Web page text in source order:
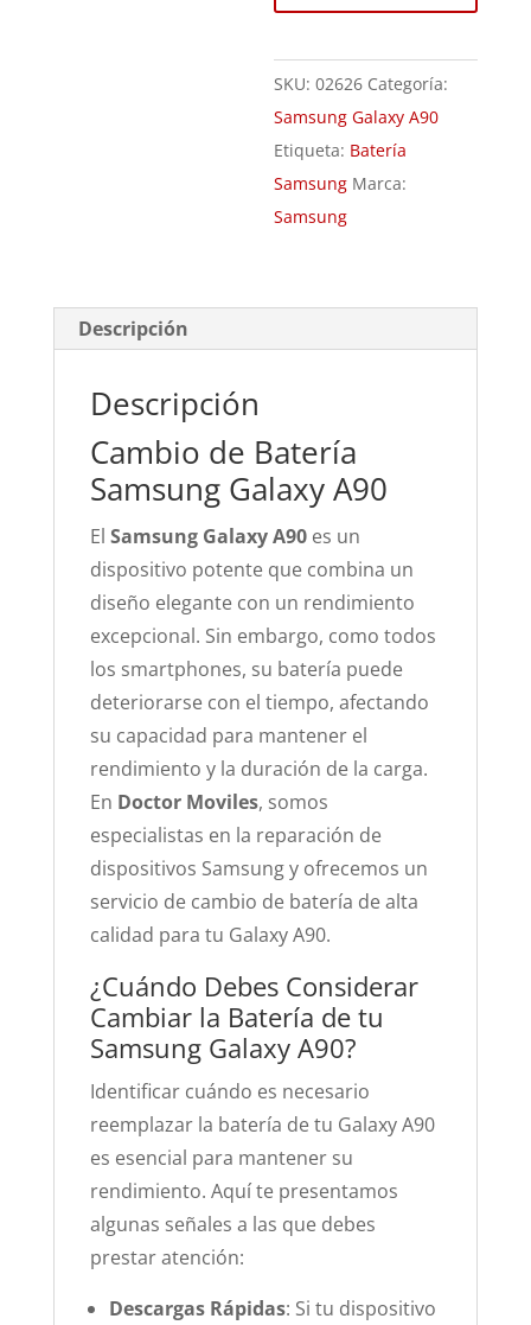
cantidad
SKU:02626 Categoría:
Samsung Galaxy A90
Etiqueta: Batería
Samsung Marca:
Samsung
Descripción
Descripción
Cambio de Batería
Samsung Galaxy A90
El Samsung Galaxy A90es un
dispositivo potente que combina un
diseño elegante con un rendimiento
excepcional. Sin embargo, como todos
los smartphones, su batería puede
deteriorarse con el tiempo, afectando
su capacidad para mantener el
rendimiento y la duración de la carga.
En Doctor Moviles, somos
especialistas en la reparación de
dispositivos Samsung y ofrecemos un
servicio de cambio de batería de alta
calidad para tu Galaxy A90.
¿Cuándo Debes Considerar
Cambiar la Batería de tu
Samsung Galaxy A90?
Identificar cuándo es necesario
reemplazar la batería de tu Galaxy A90
es esencial para mantener su
rendimiento. Aquí te presentamos
algunas señales a las que debes
prestar atención:
Descargas Rápidas: Si tu dispositivo